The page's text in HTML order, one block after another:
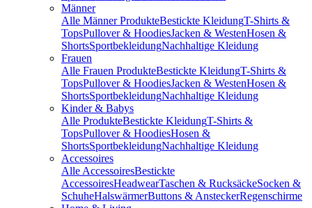
Männer
Alle Männer ProdukteBestickte KleidungT-Shirts &
TopsPullover & HoodiesJacken & WestenHosen &
ShortsSportbekleidungNachhaltige Kleidung
Frauen
Alle Frauen ProdukteBestickte KleidungT-Shirts &
TopsPullover & HoodiesJacken & WestenHosen &
ShortsSportbekleidungNachhaltige Kleidung
Kinder & Babys
Alle ProdukteBestickte KleidungT-Shirts &
TopsPullover & HoodiesHosen &
ShortsSportbekleidungNachhaltige Kleidung
Accessoires
Alle AccessoiresBestickte
AccessoiresHeadwearTaschen & RucksäckeSocken &
SchuheHalswärmerButtons & AnsteckerRegenschirme